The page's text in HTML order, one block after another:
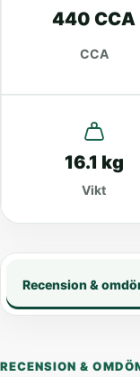
440 CCA
CCA
16.1 kg
Vikt
Recension &
RECENSION &